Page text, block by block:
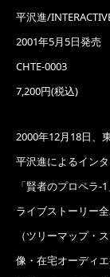
平沢進/
2001年5月5日発売
CHTE-0003
7,200円(税込)
2000年12月18日、
平沢進によるイン
「賢者のプロペラ-
ライブストーリー
（ツリーマップ・
像・在宅オーディ